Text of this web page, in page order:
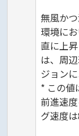
無風か
環境に
直に上
は、周
ジョン
* この値
前進速
グ速度は